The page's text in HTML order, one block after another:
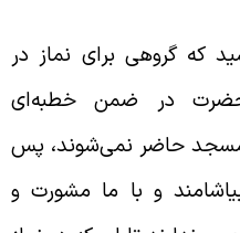
گروهی برای نماز در
در ضمن خطبه‌‌ای
حاضر نمی‌‌شوند، پس
و با ما مشورت و